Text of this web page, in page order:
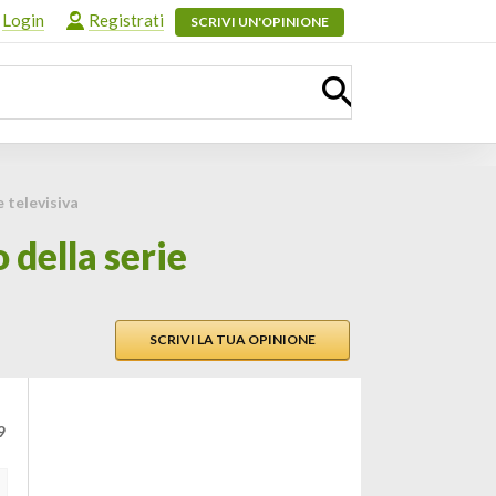
Login Registrati SCRIVI UN'OPINIONE
televisiva
della serie
SCRIVI LA TUA OPINIONE